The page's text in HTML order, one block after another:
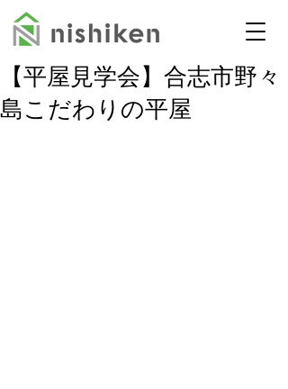
【平屋見学会】合志市野々
島こだわりの平屋